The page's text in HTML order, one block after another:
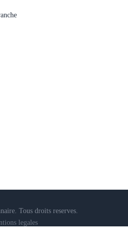
Tous droits reserves.
legales